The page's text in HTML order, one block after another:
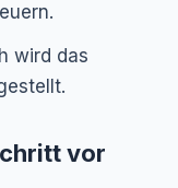
wird das
vor